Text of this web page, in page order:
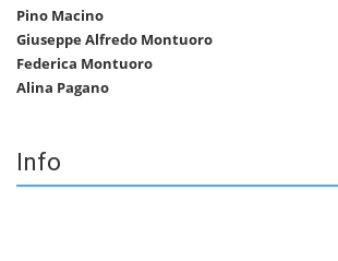
Pino Macino
Giuseppe Alfredo Montuoro
Federica Montuoro
Alina Pagano
Info